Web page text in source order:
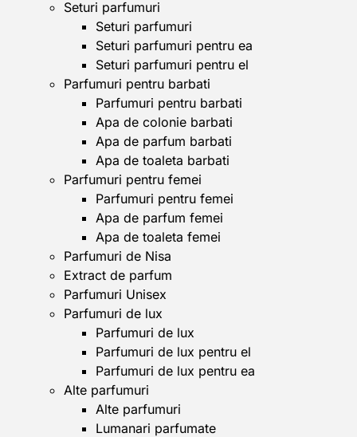
Seturi parfumuri
Seturi parfumuri
Seturi parfumuri pentru ea
Seturi parfumuri pentru el
Parfumuri pentru barbati
Parfumuri pentru barbati
Apa de colonie barbati
Apa de parfum barbati
Apa de toaleta barbati
Parfumuri pentru femei
Parfumuri pentru femei
Apa de parfum femei
Apa de toaleta femei
Parfumuri de Nisa
Extract de parfum
Parfumuri Unisex
Parfumuri de lux
Parfumuri de lux
Parfumuri de lux pentru el
Parfumuri de lux pentru ea
Alte parfumuri
Alte parfumuri
Lumanari parfumate